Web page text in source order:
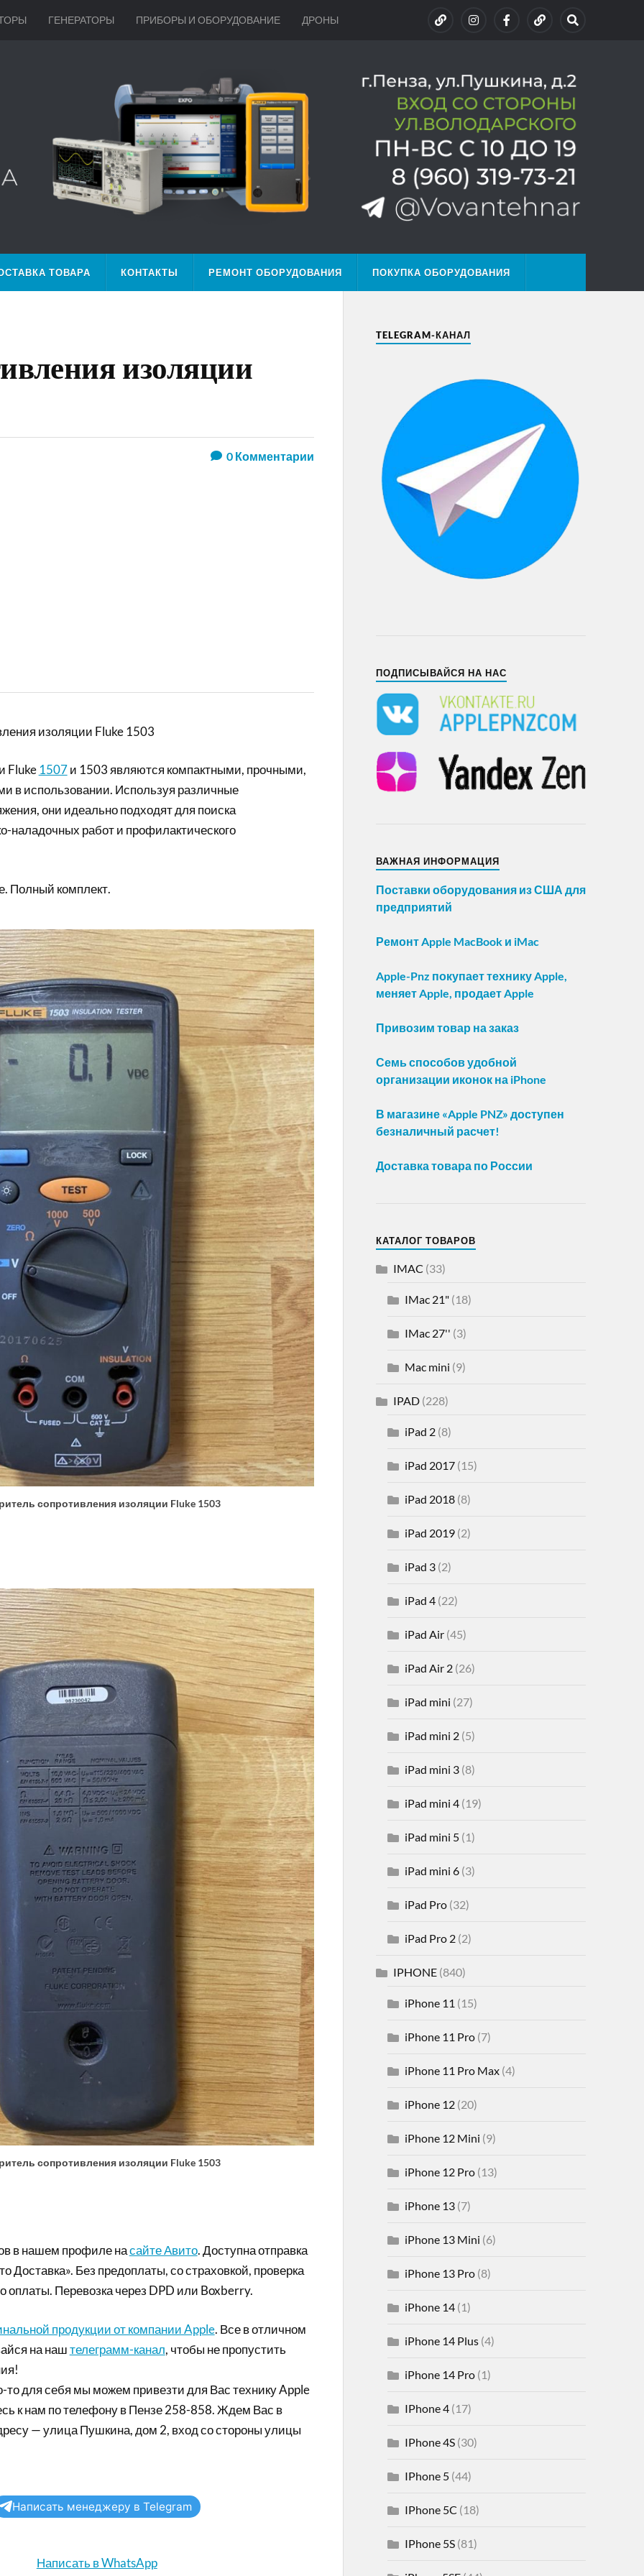
ГЕНЕРАТОРЫ ПРИБОРЫ И ОБОРУДОВАНИЕ ДРОНЫ
ТОВАРА КОНТАКТЫ РЕМОНТ ОБОРУДОВАНИЯ ПОКУПКА ОБОРУДОВАНИЯ
изоляции
0Комментарии
изоляции Fluke 1503
Fluke1507и 1503 являются компактными, прочными,
в использовании. Используя различные
они идеально подходят для поиска
наладочных работ и профилактического
Полный комплект.
сопротивления изоляции Fluke 1503
сопротивления изоляции Fluke 1503
в нашем профиле насайте Авито. Доступна отправка
Доставка». Без предоплаты, со страховкой, проверка
оплаты. Перевозка через DPD или Boxberry.
продукции от компании Apple. Все в отличном
на наштелеграмм-канал, чтобы не пропустить
для себя мы можем привезти для Вас технику Apple
к нам по телефону в Пензе 258-858. Ждем Вас в
— улица Пушкина, дом 2, вход со стороны улицы
Написать менеджеру в Telegram
Написать в WhatsApp
TELEGRAM-КАНАЛ
ПОДПИСЫВАЙСЯ НА НАС
ВАЖНАЯ ИНФОРМАЦИЯ
Поставки оборудования из США для
предприятий
Ремонт Apple MacBook и iMac
Apple-Pnz покупает технику Apple,
меняет Apple, продает Apple
Привозим товар на заказ
Семь способов удобной
организации иконок на iPhone
В магазине «Apple PNZ» доступен
безналичный расчет!
Доставка товара по России
КАТАЛОГ ТОВАРОВ
IMAC (33)
IMac 21"(18)
IMac 27'' (3)
Mac mini (9)
IPAD(228)
iPad 2(8)
iPad 2017(15)
iPad 2018(8)
iPad 2019(2)
iPad 3(2)
iPad 4(22)
iPad Air(45)
iPad Air 2(26)
iPad mini (27)
iPad mini 2(5)
iPad mini 3(8)
iPad mini 4(19)
iPad mini 5(1)
iPad mini 6(3)
iPad Pro(32)
iPad Pro 2(2)
IPHONE(840)
iPhone 11 (15)
iPhone 11 Pro(7)
iPhone 11 Pro Max(4)
iPhone 12(20)
iPhone 12 Mini (9)
iPhone 12 Pro(13)
iPhone 13(7)
iPhone 13 Mini (6)
iPhone 13 Pro(8)
iPhone 14(1)
iPhone 14 Plus(4)
iPhone 14 Pro(1)
IPhone 4(17)
IPhone 4S(30)
IPhone 5(44)
IPhone 5C (18)
IPhone 5S(81)